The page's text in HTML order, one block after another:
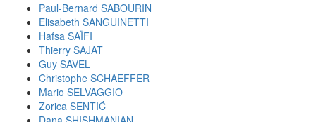
Paul-Bernard SABOURIN
Elisabeth SANGUINETTI
Hafsa SAÏFI
Thierry SAJAT
Guy SAVEL
Christophe SCHAEFFER
Mario SELVAGGIO
Zorica SENTIĆ